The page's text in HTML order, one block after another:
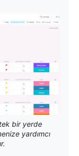
bir yerde
yardımcı